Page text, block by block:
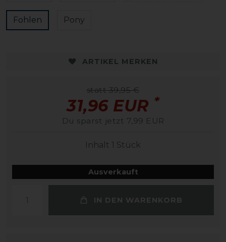
Fohlen Pony
ARTIKEL MERKEN
statt 39,95 €
31,96 EUR *
Du sparst jetzt 7,99 EUR
Inhalt 1 Stück
Ausverkauft
IN DEN WARENKORB